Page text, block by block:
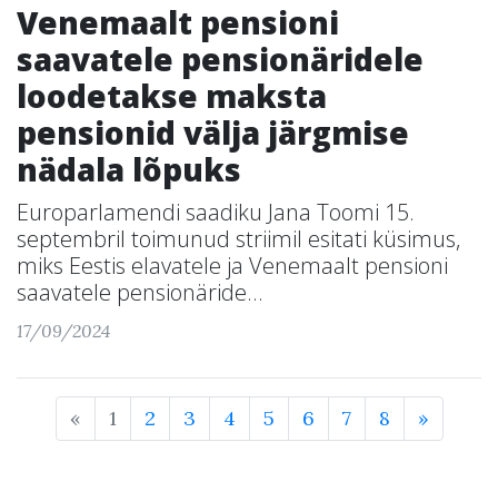
Venemaalt pensioni
saavatele pensionäridele
loodetakse maksta
pensionid välja järgmise
nädala lõpuks
Europarlamendi saadiku Jana Toomi 15.
septembril toimunud striimil esitati küsimus,
miks Eestis elavatele ja Venemaalt pensioni
saavatele pensionäride...
17/09/2024
« 1 2 3 4 5 6 7 8 »